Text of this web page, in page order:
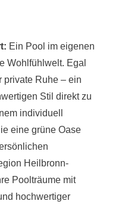
Ein Pool im eigenen
Wohlfühlwelt. Egal
private Ruhe – ein
Stil direkt zu
individuell
eine grüne Oase
Heilbronn-
Poolträume mit
hochwertiger